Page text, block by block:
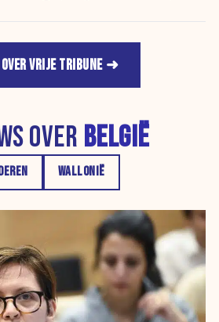
VRIJE TRIBUNE
OVER BELGIË
WALLONIË